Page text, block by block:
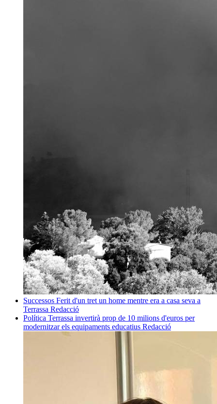
Successos Ferit d'un tret un home mentre era a casa seva a
Terrassa Redacció
Política Terrassa invertirà prop de 10 milions d'euros per
modernitzar els equipaments educatius Redacció